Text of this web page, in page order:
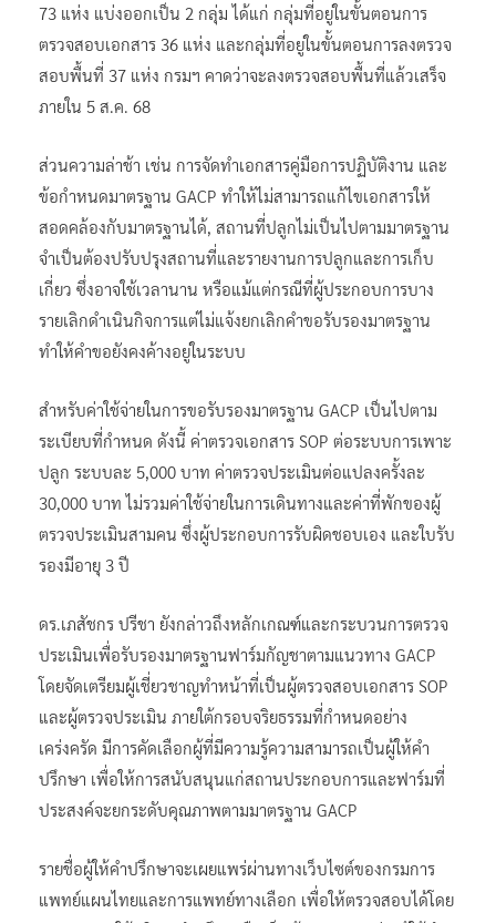
73 แห่ง แบ่งออกเป็น 2 กลุ่ม ได้แก่ กลุ่มที่อยู่ในขั้นตอนการ
ตรวจสอบเอกสาร 36 แห่ง และกลุ่มที่อยู่ในขั้นตอนการลงตรวจ
สอบพื้นที่ 37 แห่ง กรมฯ คาดว่าจะลงตรวจสอบพื้นที่แล้วเสร็จ
ภายใน 5 ส.ค. 68
ส่วนความล่าช้า เช่น​ การจัดทำเอกสารคู่มือการปฏิบัติงาน และ
ข้อกำหนดมาตรฐาน GACP ทำให้ไม่สามารถแก้ไขเอกสารให้
สอดคล้องกับมาตรฐานได้, สถานที่ปลูกไม่เป็นไปตามมาตรฐาน​
จำเป็นต้องปรับปรุงสถานที่และรายงานการปลูกและการเก็บ
เกี่ยว ซึ่งอาจใช้เวลานาน หรือแม้แต่กรณีที่ผู้ประกอบการบาง
รายเลิกดำเนินกิจการแต่ไม่แจ้งยกเลิกคำขอรับรองมาตรฐาน
ทำให้คำขอยังคงค้างอยู่ในระบบ
สำหรับค่าใช้จ่ายในการขอรับรองมาตรฐาน GACP เป็นไปตาม
ระเบียบที่กำหนด ดังนี้ ค่าตรวจเอกสาร SOP ต่อระบบการเพาะ
ปลูก ระบบละ 5,000 บาท ค่าตรวจประเมินต่อแปลงครั้งละ
30,000 บาท ไม่รวมค่าใช้จ่ายในการเดินทางและค่าที่พักของผู้
ตรวจประเมินสามคน ซึ่งผู้ประกอบการรับผิดชอบเอง และใบรับ
รองมีอายุ 3 ปี
ดร.เภสัชกร ปรีชา ยังกล่าวถึงหลักเกณฑ์และกระบวนการตรวจ
ประเมินเพื่อรับรองมาตรฐานฟาร์มกัญชาตามแนวทาง GACP
โดยจัดเตรียมผู้เชี่ยวชาญทำหน้าที่เป็นผู้ตรวจสอบเอกสาร SOP
และผู้ตรวจประเมิน ภายใต้กรอบจริยธรรมที่กำหนดอย่าง
เคร่งครัด มีการคัดเลือกผู้ที่มีความรู้ความสามารถเป็นผู้ให้คำ
ปรึกษา เพื่อให้การสนับสนุนแก่สถานประกอบการและฟาร์มที่
ประสงค์จะยกระดับคุณภาพตามมาตรฐาน GACP
รายชื่อผู้ให้คำปรึกษาจะเผยแพร่ผ่านทางเว็บไซต์ของกรมการ
แพทย์แผนไทยและการแพทย์ทางเลือก เพื่อให้ตรวจสอบได้โดย